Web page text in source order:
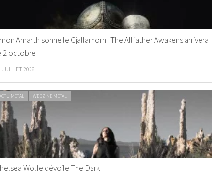
Amarth sonne le Gjallarhorn : The Allfather Awakens arrivera
2 octobre
JUILLET 2026
METAL WEBZINE METAL
Wolfe dévoile The Dark